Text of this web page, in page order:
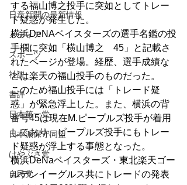
日章新聞の最新情報
メディア
スポーツ
社説
書評
日本第一党
日本派保守同盟
はやぶさ党
自民党
する福山博之投手に突如としてトレー
ド疑惑が発生した。
横浜DeNAベイスターズの選手名鑑の投
手欄に突如「横山博之　45」と記載さ
れたページが登場。経歴、選手成績な
どは楽天の福山投手のものだった。
このため福山投手には「トレード疑
惑」が緊急浮上した。また、横浜の背
番号45は現在M.ピープルズ投手が着用
しており、ピープルズ投手にもトレー
ド疑惑が浮上する事態となった。
横浜DeNaベイスターズ・東北楽天ゴー
ルデンイーグルス共にトレードの発表